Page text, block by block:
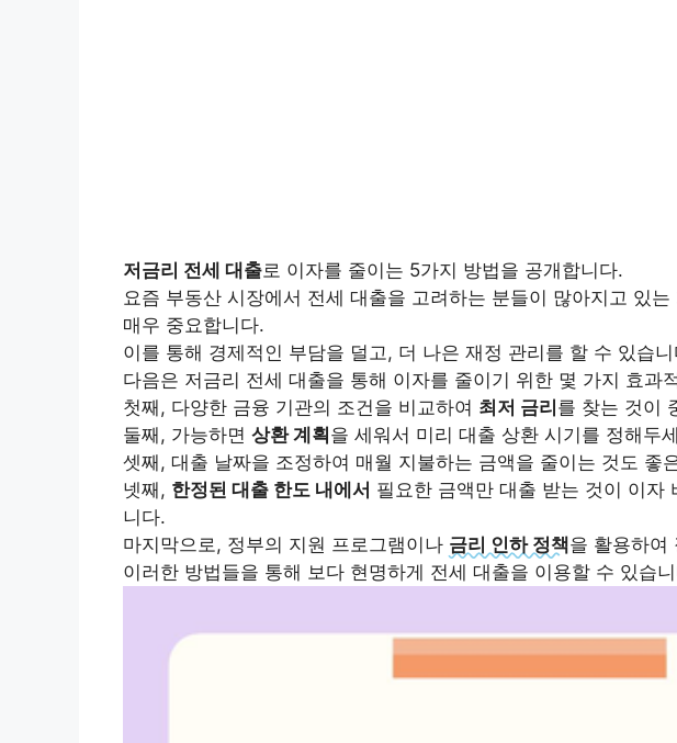
저금리 전세 대출로 이자를 줄이는 5가지 방법을 공개합니다.
요즘 부동산 시장에서 전세 대출을 고려하는 분들이 많아지고 있는
매우 중요합니다.
이를 통해 경제적인 부담을 덜고, 더 나은 재정 관리를 할 수 있습니
다음은 저금리 전세 대출을 통해 이자를 줄이기 위한 몇 가지 효과
첫째, 다양한 금융 기관의 조건을 비교하여 최저 금리를 찾는 것이
둘째, 가능하면 상환 계획을 세워서 미리 대출 상환 시기를 정해두
셋째, 대출 날짜을 조정하여 매월 지불하는 금액을 줄이는 것도 좋
넷째, 한정된 대출 한도 내에서 필요한 금액만 대출 받는 것이 이자
니다.
마지막으로, 정부의 지원 프로그램이나 금리 인하 정책을 활용하여
이러한 방법들을 통해 보다 현명하게 전세 대출을 이용할 수 있습